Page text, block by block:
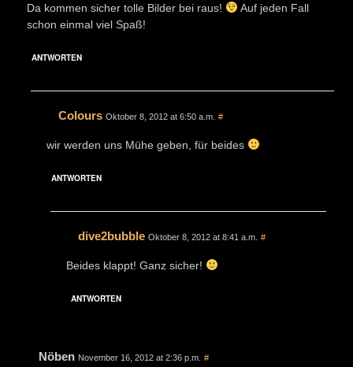
Da kommen sicher tolle Bilder bei raus!
Auf jeden Fall
schon einmal viel Spaß!
ANTWORTEN
Colours Oktober 8, 2012 at 6:50 a.m. #
wir werden uns Mühe geben, für beides
ANTWORTEN
dive2bubble Oktober 8, 2012 at 8:41 a.m. #
Beides klappt! Ganz sicher!
ANTWORTEN
Nöben November 16, 2012 at 2:36 p.m. #